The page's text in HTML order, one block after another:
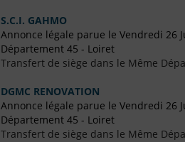
S.C.I. GAHMO
Annonce légale parue le Vendredi 26
Département 45 - Loiret
Transfert de siège dans le Même
DGMC RENOVATION
Annonce légale parue le Vendredi 26
Département 45 - Loiret
Transfert de siège dans le Même